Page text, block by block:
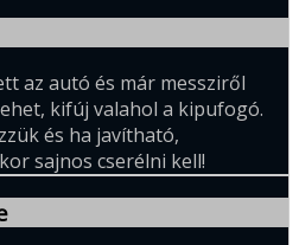
az autó és már messziről
kifúj valahol a kipufogó.
és ha javítható,
sajnos cserélni kell!